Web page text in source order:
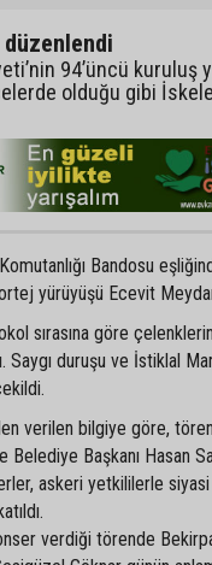
düzenlendi
94’üncü kuruluş
olduğu gibi
Bandosu
yürüyüşü Ecevit
sırasına göre çelenklerin
Saygı duruşu ve İstiklal
verilen bilgiye göre,
Belediye Başkanı Hasan
askeri yetkililerle
verdiği törende